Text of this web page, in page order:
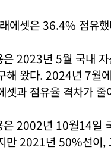
에셋은 36.4% 점유
은 2023년 5월 국내
해 왔다. 2024년 7월
셋과 점유율 격차가
은 2002년 10월14일
만 2021년 50%선이